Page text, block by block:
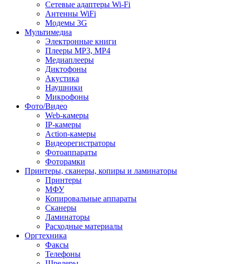
Сетевые адаптеры Wi-Fi
Антенны WiFi
Модемы 3G
Мультимедиа
Электронные книги
Плееры MP3, MP4
Медиаплееры
Диктофоны
Акустика
Наушники
Микрофоны
Фото/Видео
Web-камеры
IP-камеры
Action-камеры
Видеорегистраторы
Фотоаппараты
Фоторамки
Принтеры, сканеры, копиры и ламинаторы
Принтеры
МФУ
Копировальные аппараты
Сканеры
Ламинаторы
Расходные материалы
Оргтехника
Факсы
Телефоны